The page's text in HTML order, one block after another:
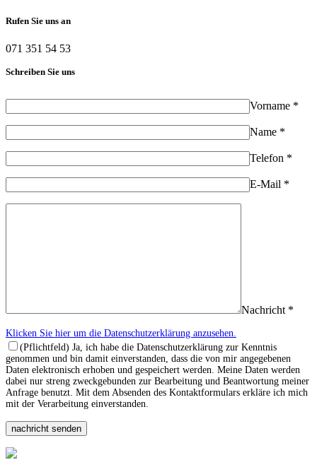
Rufen Sie uns an
071 351 54 53
Schreiben Sie uns
Vorname *
Name *
Telefon *
E-Mail *
Nachricht *
Klicken Sie hier um die Datenschutzerklärung anzusehen.
(Pflichtfeld) Ja, ich habe die Datenschutzerklärung zur Kenntnis
genommen und bin damit einverstanden, dass die von mir angegebenen
Daten elektronisch erhoben und gespeichert werden. Meine Daten werden
dabei nur streng zweckgebunden zur Bearbeitung und Beantwortung meiner
Anfrage benutzt. Mit dem Absenden des Kontaktformulars erkläre ich mich
mit der Verarbeitung einverstanden.